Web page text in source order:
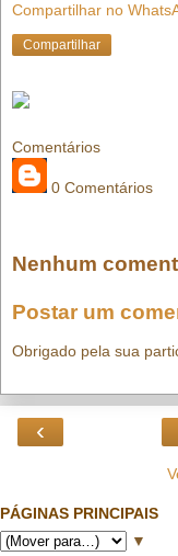
Compartilhar no
Compartilhar
Comentários
0 Comentários
Nenhum
Postar um
Obrigado pela sua
‹
PÁGINAS PRINCIPAIS
▼